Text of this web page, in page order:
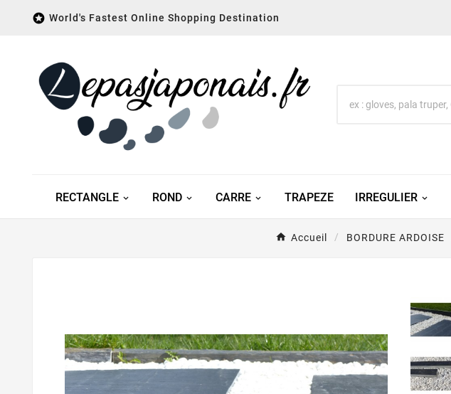
 World's Fastest Online Shopping Destination
RECTANGLE ROND CARRE TRAPEZE IRREGULIER
Accueil BORDURE ARDOISE